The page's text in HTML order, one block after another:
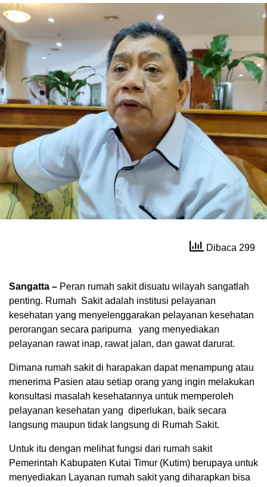
Dibaca 299
Sangatta – Peran rumah sakit disuatu wilayah sangatlah
penting. Rumah Sakit adalah institusi pelayanan
kesehatan yang menyelenggarakan pelayanan kesehatan
perorangan secara paripurna yang menyediakan
pelayanan rawat inap, rawat jalan, dan gawat darurat.
Dimana rumah sakit di harapakan dapat menampung atau
menerima Pasien atau setiap orang yang ingin melakukan
konsultasi masalah kesehatannya untuk memperoleh
pelayanan kesehatan yang diperlukan, baik secara
langsung maupun tidak langsung di Rumah Sakit.
Untuk itu dengan melihat fungsi dari rumah sakit
Pemerintah Kabupaten Kutai Timur (Kutim) berupaya untuk
menyediakan Layanan rumah sakit yang diharapkan bisa